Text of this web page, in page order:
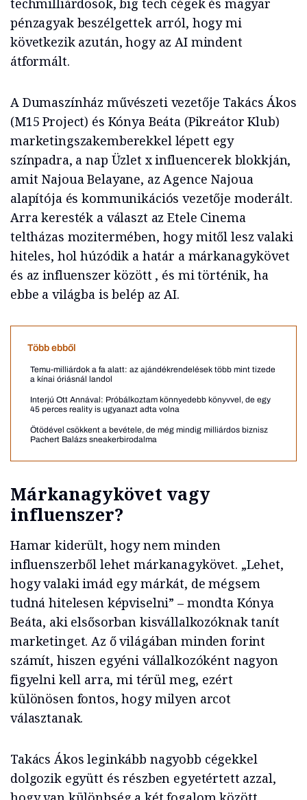
techmilliárdosok, big tech cégek és magyar
pénzagyak beszélgettek arról, hogy mi
következik azután, hogy az AI mindent
átformált.
A Dumaszínház művészeti vezetője Takács Ákos
(M15 Project) és Kónya Beáta (Pikreátor Klub)
marketingszakemberekkel lépett egy
színpadra, a nap Üzlet x influencerek blokkján,
amit Najoua Belayane, az Agence Najoua
alapítója és kommunikációs vezetője moderált.
Arra keresték a választ az Etele Cinema
teltházas mozitermében, hogy mitől lesz valaki
hiteles, hol húzódik a határ a márkanagykövet
és az influenszer között , és mi történik, ha
ebbe a világba is belép az AI.
Több ebből
Temu-milliárdok a fa alatt: az ajándékrendelések több mint tizede
a kínai óriásnál landol
Interjú Ott Annával: Próbálkoztam könnyedebb könyvvel, de egy
45 perces reality is ugyanazt adta volna
Ötödével csökkent a bevétele, de még mindig milliárdos biznisz
Pachert Balázs sneakerbirodalma
Márkanagykövet vagy
influenszer?
Hamar kiderült, hogy nem minden
influenszerből lehet márkanagykövet. „Lehet,
hogy valaki imád egy márkát, de mégsem
tudná hitelesen képviselni” – mondta Kónya
Beáta, aki elsősorban kisvállalkozóknak tanít
marketinget. Az ő világában minden forint
számít, hiszen egyéni vállalkozóként nagyon
figyelni kell arra, mi térül meg, ezért
különösen fontos, hogy milyen arcot
választanak.
Takács Ákos leginkább nagyobb cégekkel
dolgozik együtt és részben egyetértett azzal,